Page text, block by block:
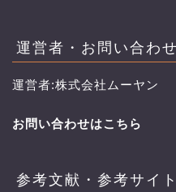
運営者・お問い合わせ
運営者:株式会社ムーヤン
お問い合わせはこちら
参考文献・参考サイト